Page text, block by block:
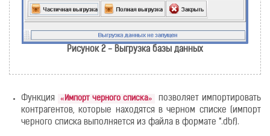
Рисунок 2 - Выгрузка базы данных
Функция «Импорт черного списка»
позволяет импортировать
контрагентов, которые находятся в черном списке (импорт
черного списка выполняется из файла в формате *.dbf).